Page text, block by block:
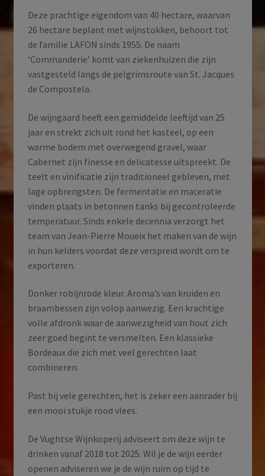
Deze prachtige eigendom van 40 hectare, waarvan
26 hectare beplant met wijnstokken, behoort tot
de familie LAFON sinds 1955. De naam
‘Commanderie’ komt van ziekenhuizen die zijn
vastgesteld langs de pelgrimsroute van St. Jacques
de Compostela.
De wijngaard heeft een gemiddelde leeftijd van 25
jaar en strekt zich uit rond het kasteel, op een
warme bodem met overwegend gravel, waar
Cabernet zijn finesse en delicatesse uitspreekt. De
teelt en vinificatie zijn traditioneel gebleven, met
lage opbrengsten. De fermentatie en maceratie
vinden plaats in betonnen tanks bij gecontroleerde
temperatuur. Sinds enkele decennia verzorgt het
team van Jean-Pierre Moueix het maken van de wijn
in hun kelders voordat deze verspreid wordt om te
exporteren.
Donker robijnrode kleur. Aroma’s van kruiden en
braambessen zijn volop aanwezig. Een krachtige
volle afdronk waar de aanwezigheid van hout zich
zeer goed begint te versmelten. Een klassieke
Bordeaux die zich met veel gerechten laat
combineren.
Past bij vele gerechten, het is zeker een aanrader bij
een mooi stukje rood vlees.
De Vughtse Wijnkoperij adviseert om deze wijn te
drinken vanaf 2018 tot 2025. Wil je de wijn eerder
openen adviseren we je de wijn ruim op tijd te